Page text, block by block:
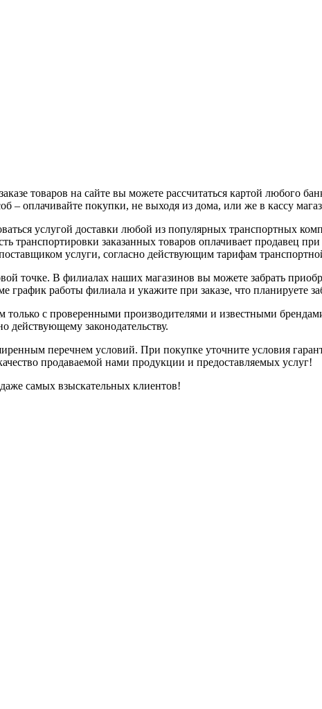
товаров на сайте вы можете рассчитаться картой любого
– оплачивайте покупки, не выходя из дома, или же в кассу
услугой доставки любой из популярных транспортных
транспортировки заказанных товаров оплачивает продавец
услуги, согласно действующим тарифам
точке. В филиалах наших магазинов вы можете забрать
работы филиала и укажите при заказе, что планируете
только с проверенными производителями и известными
действующему законодательству.
перечнем условий. При покупке уточните условия
продаваемой нами продукции и предоставляемых услуг!
самых взыскательных клиентов!